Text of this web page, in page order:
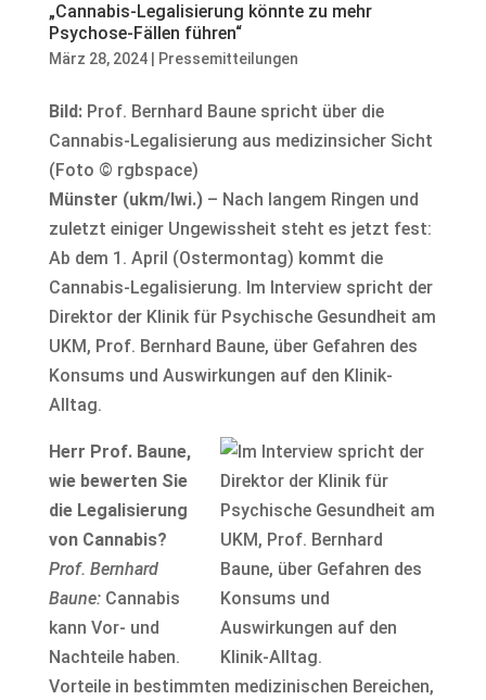
„Cannabis-Legalisierung könnte zu mehr
Psychose-Fällen führen“
März 28, 2024| Pressemitteilungen
Bild:Prof. Bernhard Baune spricht über die
Cannabis-Legalisierung aus medizinsicher Sicht
(Foto © rgbspace)
Münster (ukm/lwi.)– Nach langem Ringen und
zuletzt einiger Ungewissheit steht es jetzt fest:
Ab dem 1. April (Ostermontag) kommt die
Cannabis-Legalisierung. Im Interview spricht der
Direktor der Klinik für Psychische Gesundheit am
UKM, Prof. Bernhard Baune, über Gefahren des
Konsums und Auswirkungen auf den Klinik-
Alltag.
Herr Prof. Baune,
wie bewerten Sie
die Legalisierung
von Cannabis?
Prof. Bernhard
Baune:Cannabis
kann Vor- und
Nachteile haben.
Vorteile in bestimmten medizinischen Bereichen,